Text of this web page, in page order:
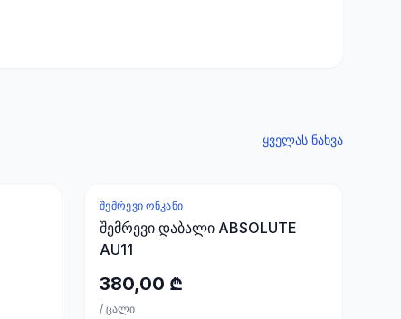
ყველას ნახვა
ᲨᲔᲛᲠᲔᲕᲘ ᲝᲜᲙᲐᲜᲘ
შემრევი დაბალი ABSOLUTE
AU11
380,00 ₾
/ ცალი